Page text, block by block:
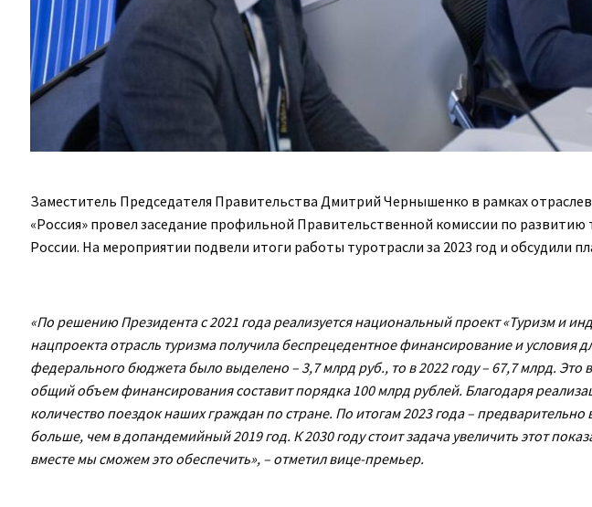
Заместитель Председателя Правительства Дмитрий Чернышенко в рамках
«Россия» провел заседание профильной Правительственной комиссии по развитию
России. На мероприятии подвели итоги работы туротрасли за 2023 год и обсудили
«По решению Президента с 2021 года реализуется национальный проект «Туризм и
нацпроекта отрасль туризма получила беспрецедентное финансирование и условия
федерального бюджета было выделено – 3,7 млрд руб., то в 2022 году – 67,7 млрд. Это
общий объем финансирования составит порядка 100 млрд рублей. Благодаря
количество поездок наших граждан по стране. По итогам 2023 года –
больше, чем в допандемийный 2019 год. К 2030 году стоит задача увеличить этот
вместе мы сможем это обеспечить», – отметил вице-премьер.